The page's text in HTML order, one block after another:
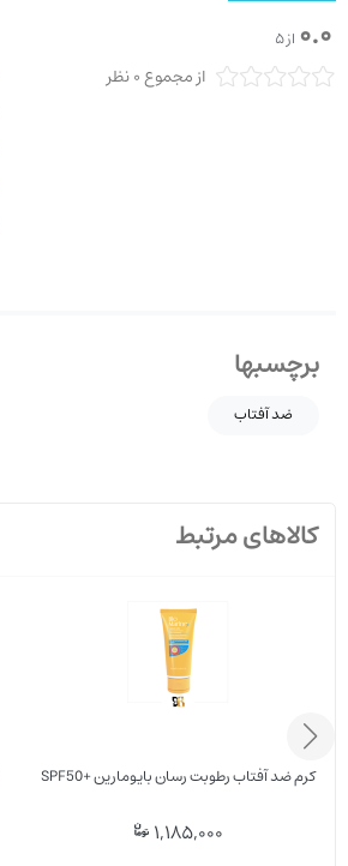
0.0 از 5
از مجموع 0 نظر
برچسبها
ضد آفتاب
کالاهای مرتبط
کرم ضد آفتاب رطوبت رسان بایومارین +SPF50
1,185,000